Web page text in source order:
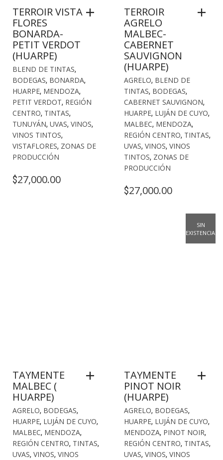
TERROIR VISTA
FLORES
BONARDA-
PETIT VERDOT
(HUARPE)
BLEND DE TINTAS,
BODEGAS, BONARDA,
HUARPE, MENDOZA,
PETIT VERDOT, REGIÓN
CENTRO, TINTAS,
TUNUYÁN, UVAS, VINOS,
VINOS TINTOS,
VISTAFLORES, ZONAS DE
PRODUCCIÓN
$27,000.00
TERROIR
AGRELO
MALBEC-
CABERNET
SAUVIGNON
(HUARPE)
AGRELO, BLEND DE
TINTAS, BODEGAS,
CABERNET SAUVIGNON,
HUARPE, LUJÁN DE CUYO,
MALBEC, MENDOZA,
REGIÓN CENTRO, TINTAS,
UVAS, VINOS, VINOS
TINTOS, ZONAS DE
PRODUCCIÓN
$27,000.00
TAYMENTE
MALBEC (
HUARPE)
AGRELO, BODEGAS,
HUARPE, LUJÁN DE CUYO,
MALBEC, MENDOZA,
REGIÓN CENTRO, TINTAS,
UVAS, VINOS, VINOS
SIN
EXISTENCIAS
TAYMENTE
PINOT NOIR
(HUARPE)
AGRELO, BODEGAS,
HUARPE, LUJÁN DE CUYO,
MENDOZA, PINOT NOIR,
REGIÓN CENTRO, TINTAS,
UVAS, VINOS, VINOS